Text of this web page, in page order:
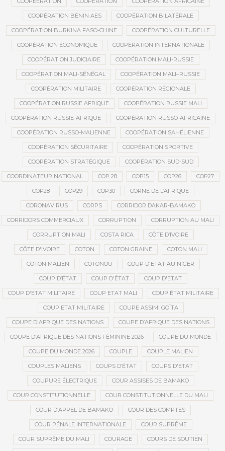
COOPÉRATION BÉNIN AES COOPÉRATION BILATÉRALE
COOPÉRATION BURKINA FASO-CHINE COOPÉRATION CULTURELLE
COOPÉRATION ÉCONOMIQUE COOPÉRATION INTERNATIONALE
COOPÉRATION JUDICIAIRE COOPÉRATION MALI-RUSSIE
COOPÉRATION MALI-SÉNÉGAL COOPÉRATION MALI–RUSSIE
COOPÉRATION MILITAIRE COOPÉRATION RÉGIONALE
COOPÉRATION RUSSIE AFRIQUE COOPÉRATION RUSSIE MALI
COOPÉRATION RUSSIE-AFRIQUE COOPÉRATION RUSSO-AFRICAINE
COOPÉRATION RUSSO-MALIENNE COOPÉRATION SAHÉLIENNE
COOPÉRATION SÉCURITAIRE COOPÉRATION SPORTIVE
COOPÉRATION STRATÉGIQUE COOPÉRATION SUD-SUD
COORDINATEUR NATIONAL COP 28 COP15 COP26 COP27
COP28 COP29 COP30 CORNE DE L’AFRIQUE
CORONAVIRUS CORPS CORRIDOR DAKAR-BAMAKO
CORRIDORS COMMERCIAUX CORRUPTION CORRUPTION AU MALI
CORRUPTION MALI COSTA RICA CÔTE D’IVOIRE
CÔTE D'IVOIRE COTON COTON GRAINE COTON MALI
COTON MALIEN COTONOU COUP D'ETAT AU NIGER
COUP D’ÉTAT COUP D'ÉTAT COUP D'ETAT
COUP D'ETAT MILITAIRE COUP ETAT MALI COUP ÉTAT MILITAIRE
COUP ETAT MILITAIRE COUPE ASSIMI GOÏTA
COUPE D'AFRIQUE DES NATIONS COUPE D’AFRIQUE DES NATIONS
COUPE D’AFRIQUE DES NATIONS FÉMININE 2026 COUPE DU MONDE
COUPE DU MONDE 2026 COUPLE COUPLE MALIEN
COUPLES MALIENS COUPS D’ÉTAT COUPS D'ETAT
COUPURE ÉLECTRIQUE COUR ASSISES DE BAMAKO
COUR CONSTITUTIONNELLE COUR CONSTITUTIONNELLE DU MALI
COUR D’APPEL DE BAMAKO COUR DES COMPTES
COUR PÉNALE INTERNATIONALE COUR SUPRÊME
COUR SUPRÊME DU MALI COURAGE COURS DE SOUTIEN